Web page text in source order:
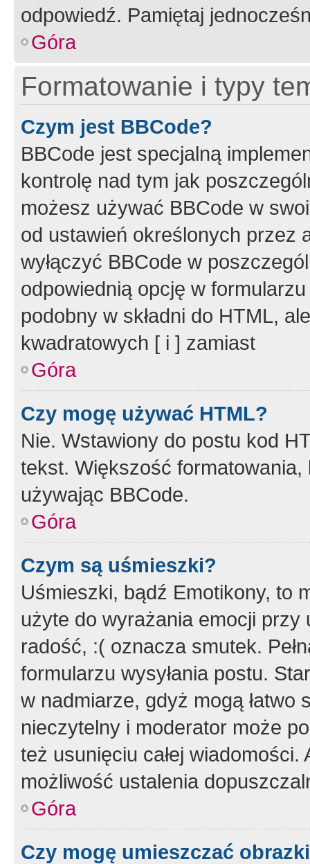
odpowiedź. Pamiętaj
Góra
Formatowanie i typy
Czym jest BBCode?
BBCode jest specjalną
kontrolę nad tym jak
możesz używać BBCode w
od ustawień określonych przez
wyłączyć BBCode w
odpowiednią opcję w
podobny w składni do HTML,
kwadratowych [ i ] zamiast
Góra
Czy mogę używać HTML?
Nie. Wstawiony do postu kod
tekst. Większość
używając BBCode.
Góra
Czym są uśmieszki?
Uśmieszki, bądź Emotikony, to
użyte do wyrażania emocji
radość, :( oznacza smutek.
formularzu wysyłania postu.
w nadmiarze, gdyż mogą
nieczytelny i moderator może
też usunięciu całej
możliwość ustalenia
Góra
Czy mogę umieszczać